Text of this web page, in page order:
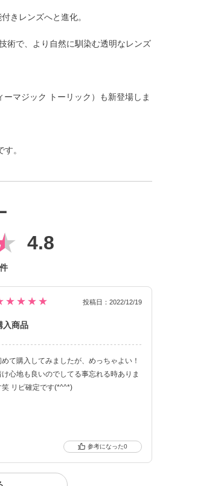
きレンズへと進化。
術で、より自然に馴染む透明なレンズ
マジック トーリック）も新登場しま
。
4.8
投稿日：2022/12/19
入商品
めて購入してみましたが、めっちゃよい！
け心地も良いのでしてる事忘れる時ありま
笑 リピ確定です(*^^*)
0